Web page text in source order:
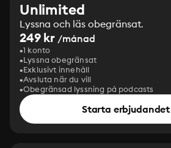
Unlimited
Lyssna och läs obegränsat.
249 kr /månad
1 konto
Lyssna obegränsat
Exklusivt innehåll
Avsluta när du vill
Obegränsad lyssning på podcasts
Starta erbjudandet